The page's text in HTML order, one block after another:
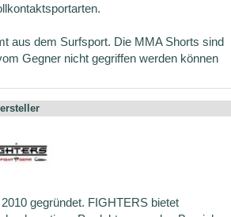
aus dem Surfsport. Die MMA Shorts sind
Gegner nicht gegriffen werden können
gegründet. FIGHTERS bietet